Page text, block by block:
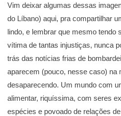
Vim deixar algumas dessas
do Líbano) aqui, pra compartilhar
lindo, e lembrar que mesmo tendo
vítima de tantas injustiças, nunca
trás das notícias frias de
aparecem (pouco, nesse caso) na
desaparecendo. Um mundo com
alimentar, riquíssima, com seres
espécies e povoado de relações